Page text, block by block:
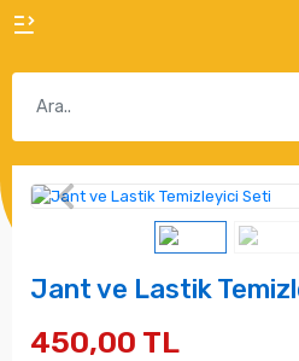
Jant ve Lastik
450,00 TL